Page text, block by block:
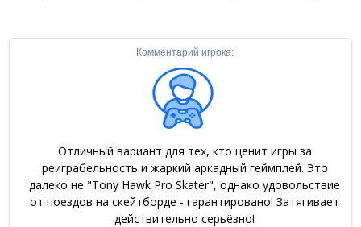
Комментарий игрока:
Отличный вариант для тех, кто ценит игры за
реиграбельность и жаркий аркадный геймплей. Это
далеко не "Tony Hawk Pro Skater", однако удовольствие
от поездов на скейтборде - гарантировано! Затягивает
действительно серьёзно!